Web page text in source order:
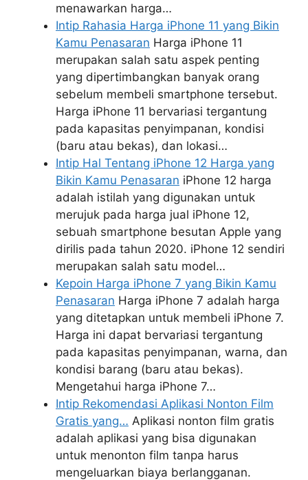
menawarkan harga…
Intip Rahasia Harga iPhone 11 yang Bikin
Kamu Penasaran Harga iPhone 11
merupakan salah satu aspek penting
yang dipertimbangkan banyak orang
sebelum membeli smartphone tersebut.
Harga iPhone 11 bervariasi tergantung
pada kapasitas penyimpanan, kondisi
(baru atau bekas), dan lokasi…
Intip Hal Tentang iPhone 12 Harga yang
Bikin Kamu Penasaran iPhone 12 harga
adalah istilah yang digunakan untuk
merujuk pada harga jual iPhone 12,
sebuah smartphone besutan Apple yang
dirilis pada tahun 2020. iPhone 12 sendiri
merupakan salah satu model…
Kepoin Harga iPhone 7 yang Bikin Kamu
Penasaran Harga iPhone 7 adalah harga
yang ditetapkan untuk membeli iPhone 7.
Harga ini dapat bervariasi tergantung
pada kapasitas penyimpanan, warna, dan
kondisi barang (baru atau bekas).
Mengetahui harga iPhone 7…
Intip Rekomendasi Aplikasi Nonton Film
Gratis yang… Aplikasi nonton film gratis
adalah aplikasi yang bisa digunakan
untuk menonton film tanpa harus
mengeluarkan biaya berlangganan.